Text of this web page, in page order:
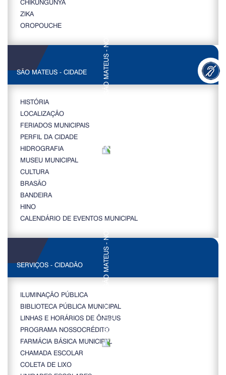
CHIKUNGUNYA
ZIKA
OROPOUCHE
SÃO MATEUS - CIDADE
HISTÓRIA
LOCALIZAÇÃO
FERIADOS MUNICIPAIS
PERFIL DA CIDADE
HIDROGRAFIA
MUSEU MUNICIPAL
CULTURA
BRASÃO
BANDEIRA
HINO
CALENDÁRIO DE EVENTOS MUNICIPAL
SERVIÇOS - CIDADÃO
ILUMINAÇÃO PÚBLICA
BIBLIOTECA PÚBLICA MUNICIPAL
LINHAS E HORÁRIOS DE ÔNIBUS
PROGRAMA NOSSOCRÉDITO
FARMÁCIA BÁSICA MUNICIPAL
CHAMADA ESCOLAR
COLETA DE LIXO